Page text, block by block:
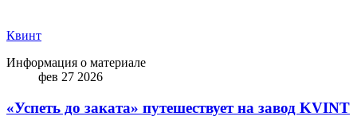
Квинт
Информация о материале
фев 27 2026
«Успеть до заката» путешествует на завод KVINT